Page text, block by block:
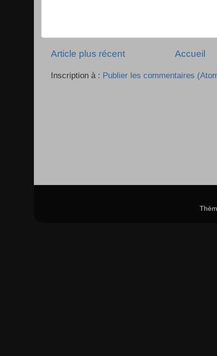
Article plus récent Accueil
Inscription à : Publier les commentaires